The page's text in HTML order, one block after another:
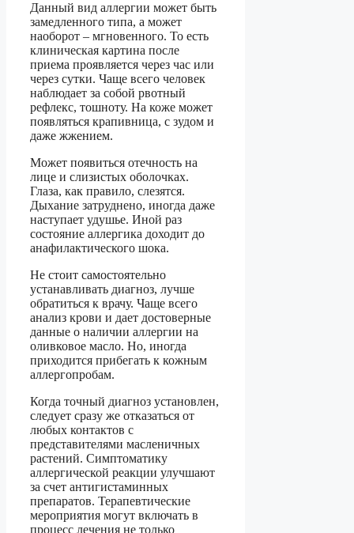
Данный вид аллергии может быть
замедленного типа, а может
наоборот – мгновенного. То есть
клиническая картина после
приема проявляется через час или
через сутки. Чаще всего человек
наблюдает за собой рвотный
рефлекс, тошноту. На коже может
появляться крапивница, с зудом и
даже жжением.
Может появиться отечность на
лице и слизистых оболочках.
Глаза, как правило, слезятся.
Дыхание затруднено, иногда даже
наступает удушье. Иной раз
состояние аллергика доходит до
анафилактического шока.
Не стоит самостоятельно
устанавливать диагноз, лучше
обратиться к врачу. Чаще всего
анализ крови и дает достоверные
данные о наличии аллергии на
оливковое масло. Но, иногда
приходится прибегать к кожным
аллергопробам.
Когда точный диагноз установлен,
следует сразу же отказаться от
любых контактов с
представителями масленичных
растений. Симптоматику
аллергической реакции улучшают
за счет антигистаминных
препаратов. Терапевтические
мероприятия могут включать в
процесс лечения не только